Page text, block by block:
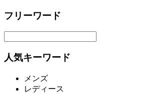
フリーワード
人気キーワード
メンズ
レディース